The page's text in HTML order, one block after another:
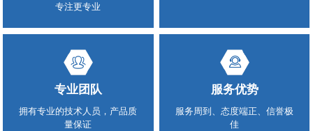
专注更专业
专业团队
拥有专业的技术人员，产品质
量保证
服务优势
服务周到、态度端正、信誉极
佳